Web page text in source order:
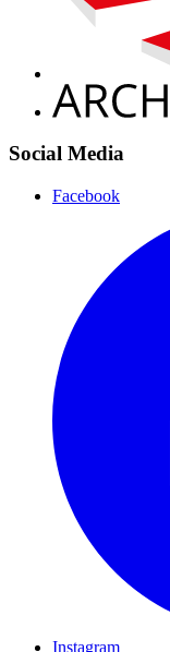
Social Media
Facebook
Instagram